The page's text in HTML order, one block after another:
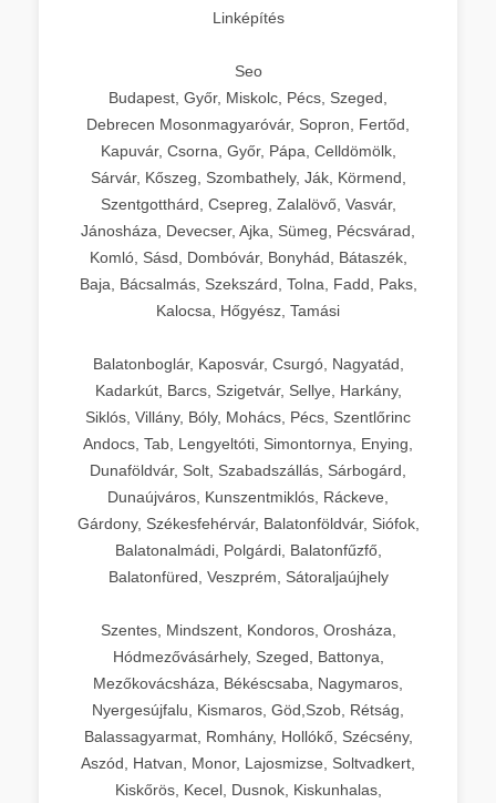
Linképítés
Seo
Budapest, Győr, Miskolc, Pécs, Szeged,
Debrecen Mosonmagyaróvár, Sopron, Fertőd,
Kapuvár, Csorna, Győr, Pápa, Celldömölk,
Sárvár, Kőszeg, Szombathely, Ják, Körmend,
Szentgotthárd, Csepreg, Zalalövő, Vasvár,
Jánosháza, Devecser, Ajka, Sümeg, Pécsvárad,
Komló, Sásd, Dombóvár, Bonyhád, Bátaszék,
Baja, Bácsalmás, Szekszárd, Tolna, Fadd, Paks,
Kalocsa, Hőgyész, Tamási
Balatonboglár, Kaposvár, Csurgó, Nagyatád,
Kadarkút, Barcs, Szigetvár, Sellye, Harkány,
Siklós, Villány, Bóly, Mohács, Pécs, Szentlőrinc
Andocs, Tab, Lengyeltóti, Simontornya, Enying,
Dunaföldvár, Solt, Szabadszállás, Sárbogárd,
Dunaújváros, Kunszentmiklós, Ráckeve,
Gárdony, Székesfehérvár, Balatonföldvár, Siófok,
Balatonalmádi, Polgárdi, Balatonfűzfő,
Balatonfüred, Veszprém, Sátoraljaújhely
Szentes, Mindszent, Kondoros, Orosháza,
Hódmezővásárhely, Szeged, Battonya,
Mezőkovácsháza, Békéscsaba, Nagymaros,
Nyergesújfalu, Kismaros, Göd,Szob, Rétság,
Balassagyarmat, Romhány, Hollókő, Szécsény,
Aszód, Hatvan, Monor, Lajosmizse, Soltvadkert,
Kiskőrös, Kecel, Dusnok, Kiskunhalas,